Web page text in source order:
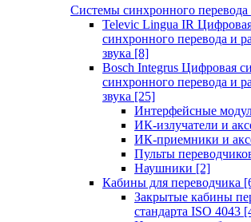
Системы синхронного перевода
Televic Lingua IR
синхронного перевода и
звука [8]
Bosch Integrus Цифровая
синхронного перевода и
звука [25]
Интерфейсные
ИК-излучатели и
ИК-приемники и
Пульты
Наушники [2]
Кабины для переводчика
Закрытые кабины
стандарта ISO 4043